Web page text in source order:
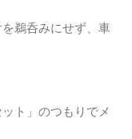
鵜呑みにせず、車
ト」のつもりでメ